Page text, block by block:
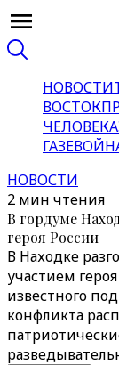
НОВОСТИ
ВОСТОК
ЧЕЛОВЕКА
ГАЗЕ
НОВОСТИ
2 мин чтения
В гордуме
героя России
В Находке
участием
известного
конфликта